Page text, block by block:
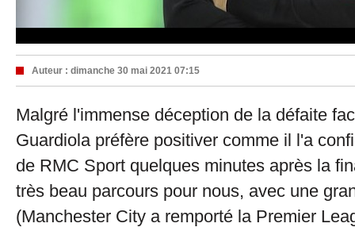
Auteur : dimanche 30 mai 2021 07:15
Malgré l'immense déception de la défaite
Guardiola préfère positiver comme il l'a
de RMC Sport quelques minutes après la
très beau parcours pour nous, avec une
(Manchester City a remporté la Premier